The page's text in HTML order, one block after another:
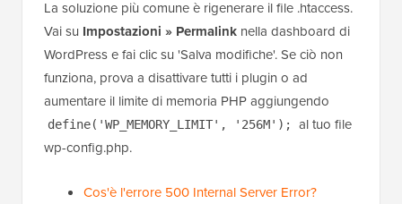
La soluzione più comune è rigenerare il file .htaccess.
Vai su Impostazioni » Permalink nella dashboard di
WordPress e fai clic su 'Salva modifiche'. Se ciò non
funziona, prova a disattivare tutti i plugin o ad
aumentare il limite di memoria PHP aggiungendo
define('WP_MEMORY_LIMIT', '256M');
al tuo file
wp-config.php.
Cos'è l'errore 500 Internal Server Error?